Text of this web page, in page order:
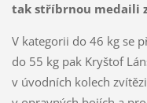
tak stříbrnou medaili
V kategorii do 46 kg se
do 55 kg pak Kryštof
v úvodních kolech